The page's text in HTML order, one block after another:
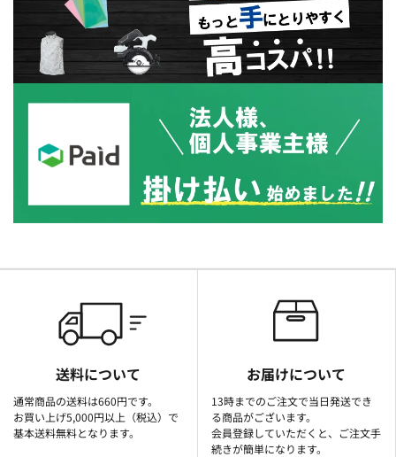
送料について
通常商品の送料は660円です。
お買い上げ5,000円以上（税込）で
基本送料無料となります。
お届けについて
13時までのご注文で当日発送でき
る商品がございます。
会員登録していただくと、ご注文手
続きが簡単になります。